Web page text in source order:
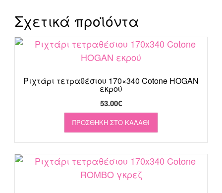
Σχετικά προϊόντα
Ριχτάρι τετραθέσιου 170×340 Cotone HOGAN
εκρού
53.00€
ΠΡΟΣΘΉΚΗ ΣΤΟ ΚΑΛΆΘΙ